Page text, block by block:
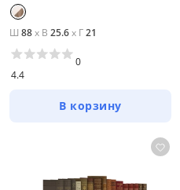
Ш 88x В 25.6x Г21
4.4
0
В корзину